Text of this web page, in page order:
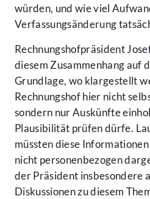
würden, und wie viel
Verfassungsänderung
Rechnungshofpräsident
diesem Zusammenhang auf
Grundlage, wo klargestellt
Rechnungshof hier nicht
sondern nur Auskünfte
Plausibilität prüfen dürfe.
müssten diese
nicht personenbezogen
der Präsident insbesondere
Diskussionen zu diesem